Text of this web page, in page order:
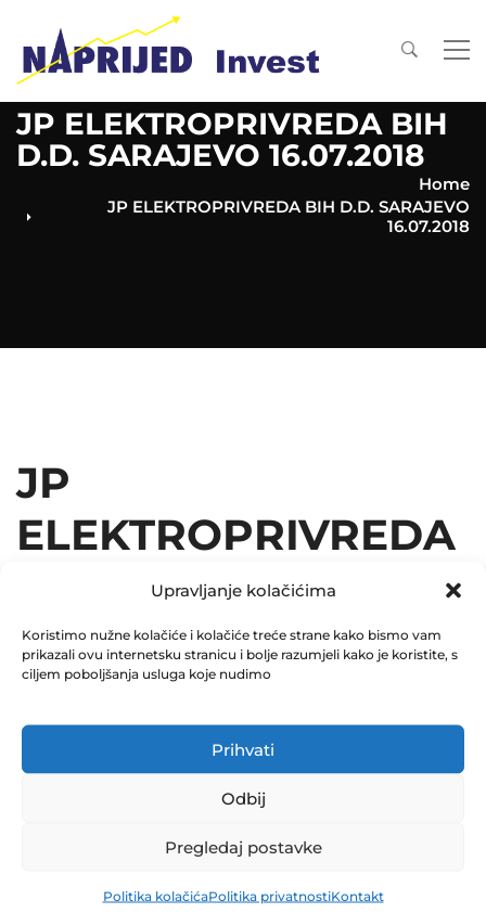
Upravljanje kolačićima
Koristimo nužne kolačiće i kolačiće treće strane kako bismo vam
prikazali ovu internetsku stranicu i bolje razumjeli kako je koristite, s
ciljem poboljšanja usluga koje nudimo
Prihvati
Odbij
Pregledaj postavke
Politika kolačićaPolitika privatnostiKontakt
JP ELEKTROPRIVREDA BIH
D.D. SARAJEVO 16.07.2018
Home
JP ELEKTROPRIVREDA BIH D.D. SARAJEVO
16.07.2018
JP
ELEKTROPRIVREDA
BIH D.D. SARAJEVO
16.07.2018
December 31, 2018